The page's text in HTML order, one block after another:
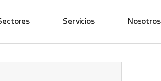
Servicios Nosotros